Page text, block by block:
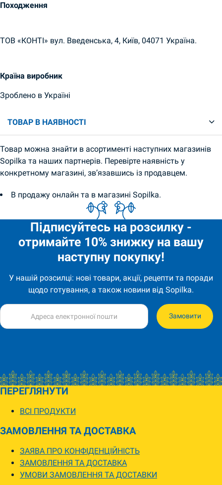
Походження
ТОВ «КОНТІ» вул. Введенська, 4, Київ, 04071 Україна.
Країна виробник
Зроблено в Україні
ТОВАР В НАЯВНОСТІ
Товар можна знайти в асортименті наступних магазинів
Sopilka та наших партнерів. Перевірте наявність у
конкретному магазині, зв’язавшись із продавцем.
В продажу онлайн та в магазині Sopilka.
Підписуйтесь на розсилку -
отримайте 10% знижку на вашу
наступну покупку!
У нашій розсилці: нові товари, акції, рецепти та поради
щодо готування, а також новини від Sopilka.
Замовити
ПЕРЕГЛЯНУТИ
ВСІ ПРОДУКТИ
ЗАМОВЛЕННЯ ТА ДОСТАВКА
ЗАЯВА ПРО КОНФІДЕНЦІЙНІСТЬ
ЗАМОВЛЕННЯ ТА ДОСТАВКА
УМОВИ ЗАМОВЛЕННЯ ТА ДОСТАВКИ